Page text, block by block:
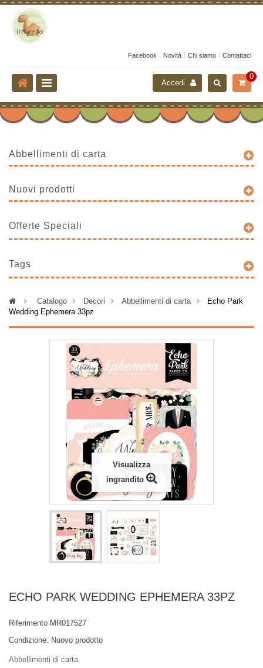
Facebook Novità Chi siamo Contattaci
0
Accedi
Abbellimenti di carta
Nuovi prodotti
Offerte Speciali
Tags
> Catalogo > Decori > Abbellimenti di carta >
Echo Park
Wedding Ephemera 33pz
Visualizza
ingrandito
ECHO PARK WEDDING EPHEMERA 33PZ
Riferimento MR017527
Condizione: Nuovo prodotto
Abbellimenti di carta